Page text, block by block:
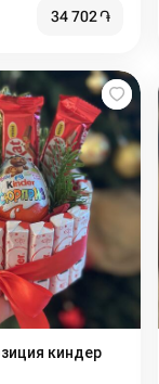
34 702֏
киндер